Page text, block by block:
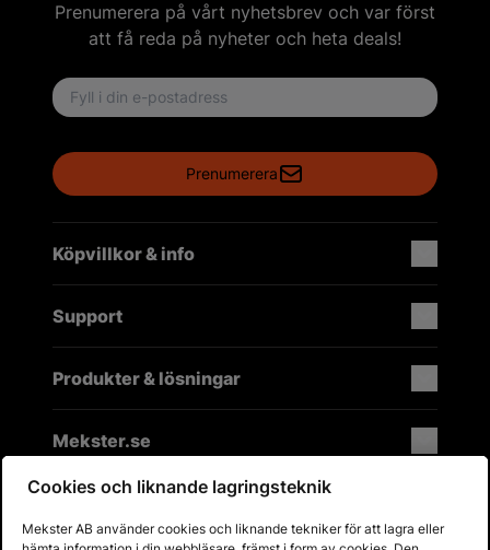
Prenumerera på vårt nyhetsbrev och var först
att få reda på nyheter och heta deals!
Email address
Prenumerera
Köpvillkor & info
Support
Produkter & lösningar
Mekster.se
Prisgaranti på reservdelar
Cookies och liknande lagringsteknik
Mekster AB använder cookies och liknande tekniker för att lagra eller